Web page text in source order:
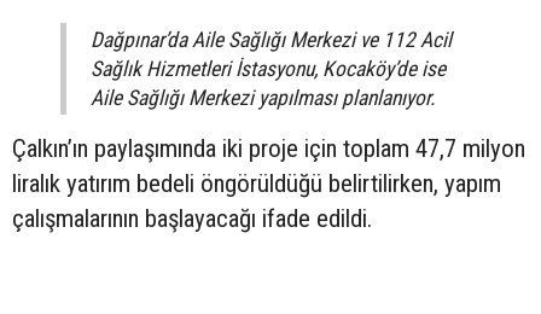
Dağpınar’da Aile Sağlığı Merkezi ve 112 Acil
Sağlık Hizmetleri İstasyonu, Kocaköy’de ise
Aile Sağlığı Merkezi yapılması planlanıyor.
Çalkın’ın paylaşımında iki proje için toplam 47,7 milyon
liralık yatırım bedeli öngörüldüğü belirtilirken, yapım
çalışmalarının başlayacağı ifade edildi.